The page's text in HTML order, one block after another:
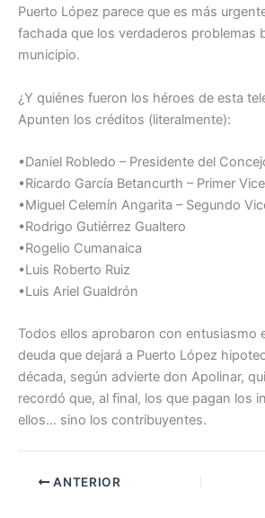
Puerto López parece que es más
fachada que los verdaderos problemas
municipio.
¿Y quiénes fueron los héroes de esta
Apunten los créditos (literalmente):
•Daniel Robledo – Presidente del
•Ricardo García Betancurth – Primer
•Miguel Celemín Angarita – Segundo
•Rodrigo Gutiérrez Gualtero
•Rogelio Cumanaica
•Luis Roberto Ruiz
•Luis Ariel Gualdrón
Todos ellos aprobaron con entusiasmo
deuda que dejará a Puerto López
década, según advierte don Apolinar,
recordó que, al final, los que pagan los
ellos… sino los contribuyentes.
ANTERIOR